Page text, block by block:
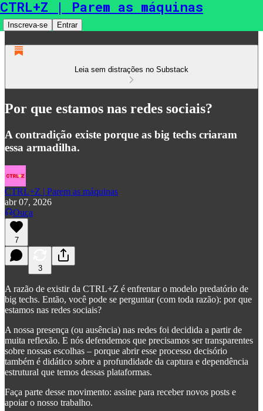
CTRL+Z | Parem as máquinas
Inscreva-se Entrar
Leia sem distrações no Substack
Por que estamos nas redes sociais?
A contradição existe porque as big techs criaram
essa armadilha.
CTRL+Z | Parem as máquinas
abr 07, 2026
Ouça
7
3
A razão de existir da CTRL+Z é enfrentar o modelo predatório de
big techs. Então, você pode se perguntar (com toda razão): por que
estamos nas redes sociais?
A nossa presença (ou ausência) nas redes foi decidida a partir de
muita reflexão. E nós defendemos que precisamos ser transparentes
sobre nossas escolhas – porque abrir esse processo decisório
também é didático sobre a profundidade da captura e dependência
estrutural que temos dessas plataformas.
Faça parte desse movimento: assine para receber novos posts e
apoiar o nosso trabalho.